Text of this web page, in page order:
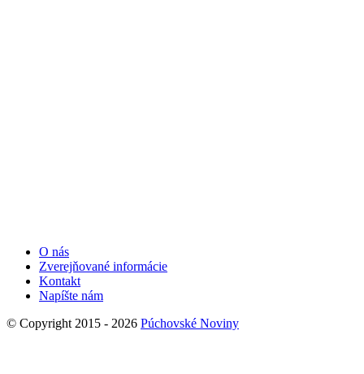
O nás
Zverejňované informácie
Kontakt
Napíšte nám
© Copyright 2015 - 2026 Púchovské Noviny